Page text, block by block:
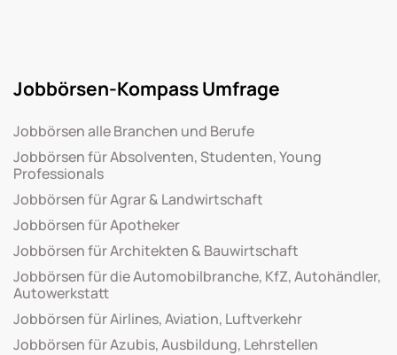
Jobbörsen-Kompass Umfrage
Jobbörsen alle Branchen und Berufe
Jobbörsen für Absolventen, Studenten, Young
Professionals
Jobbörsen für Agrar & Landwirtschaft
Jobbörsen für Apotheker
Jobbörsen für Architekten & Bauwirtschaft
Jobbörsen für die Automobilbranche, KfZ, Autohändler,
Autowerkstatt
Jobbörsen für Airlines, Aviation, Luftverkehr
Jobbörsen für Azubis, Ausbildung, Lehrstellen